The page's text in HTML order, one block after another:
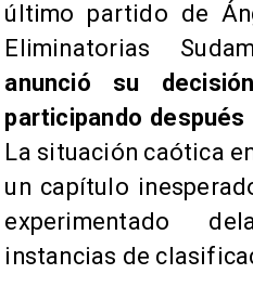
último partido de
Eliminatorias
anunció su
participando
La situación caótica
un capítulo
experimentado
instancias de